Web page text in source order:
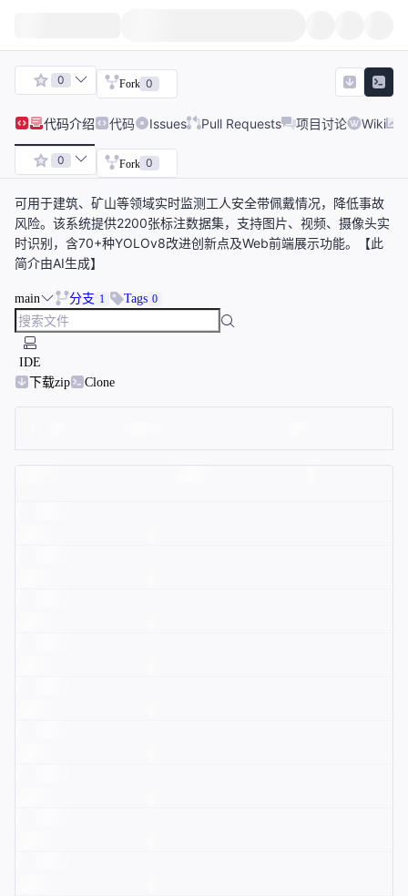
0 Fork 0
代码介绍 代码 Issues Pull Requests 项目讨论 Wiki
0 Fork 0
可用于建筑、矿山等领域实时监测工人安全带佩戴情况，降低事故
风险。该系统提供2200张标注数据集，支持图片、视频、摄像头实
时识别，含70+种YOLOv8改进创新点及Web前端展示功能。【此
简介由AI生成】
main 分支 1 Tags 0
IDE
下载zip
Clone